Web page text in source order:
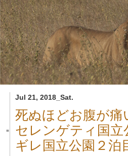
Jul 21, 2018_Sat.
■
死ぬほどお腹が
セレンゲティ国
ギレ国立公園２泊